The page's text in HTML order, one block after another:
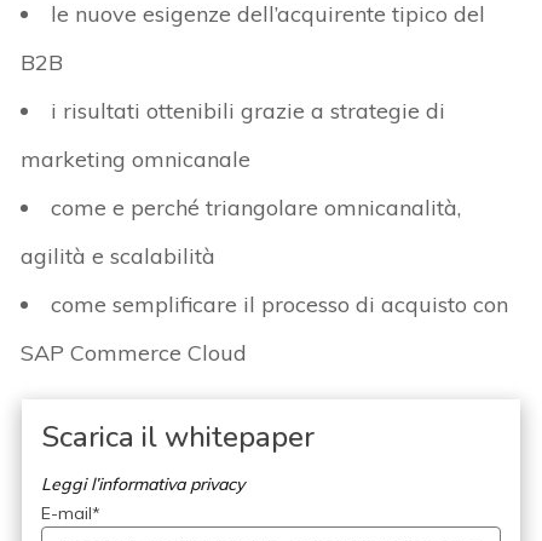
le nuove esigenze dell’acquirente tipico del
B2B
i risultati ottenibili grazie a strategie di
marketing omnicanale
come e perché triangolare omnicanalità,
agilità e scalabilità
come semplificare il processo di acquisto con
SAP Commerce Cloud
Scarica il whitepaper
Leggi l’informativa privacy
E-mail*